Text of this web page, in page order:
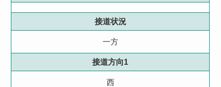
接道状況
一方
接道方向1
西